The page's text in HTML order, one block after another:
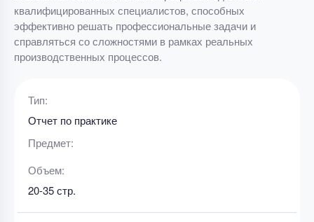
квалифицированных специалистов, способных
эффективно решать профессиональные задачи и
справляться со сложностями в рамках реальных
производственных процессов.
Тип:
Отчет по практике
Предмет:
Объем:
20-35 стр.